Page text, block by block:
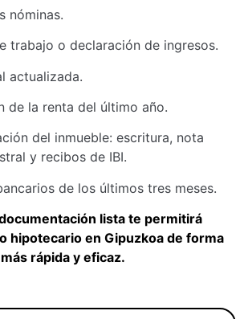
nóminas.
trabajo o declaración de ingresos.
actualizada.
de la renta del último año.
del inmueble: escritura, nota
y recibos de IBI.
de los últimos tres meses.
lista te permitirá
hipotecario en Gipuzkoa de forma
más rápida y eficaz.